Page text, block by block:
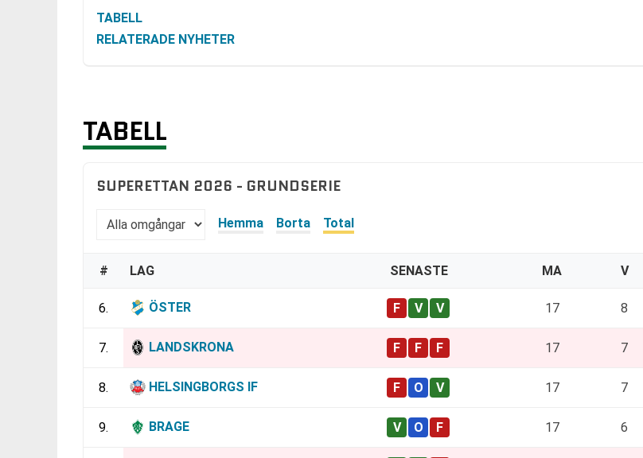
TABELL
RELATERADE NYHETER
TABELL
SUPERETTAN 2026 - GRUNDSERIE
Hemma Borta Total
# LAG SENASTE MA V
6. ÖSTER 17 8
7. LANDSKRONA 17 7
8. HELSINGBORGS IF 17 7
9. BRAGE 17 6